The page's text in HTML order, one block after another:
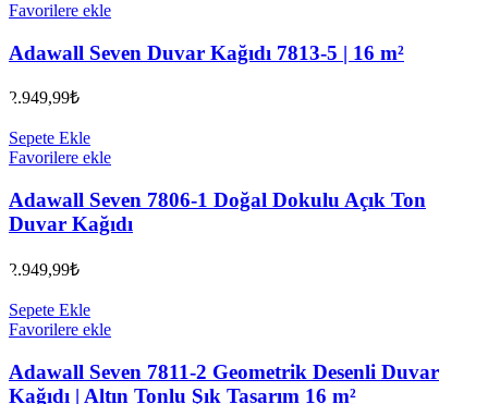
Favorilere ekle
Adawall Seven Duvar Kağıdı 7813-5 | 16 m²
2.949,99₺
Sepete Ekle
Favorilere ekle
Adawall Seven 7806-1 Doğal Dokulu Açık Ton
Duvar Kağıdı
2.949,99₺
Sepete Ekle
Favorilere ekle
Adawall Seven 7811-2 Geometrik Desenli Duvar
Kağıdı | Altın Tonlu Şık Tasarım 16 m²